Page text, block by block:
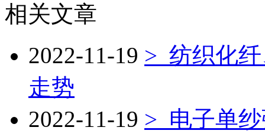
相关文章
2022-11-19 > 纺织化
走势
2022-11-19 > 电子单